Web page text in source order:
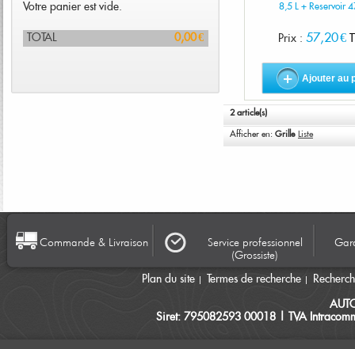
8,5 L + Reservoir
Prix : 57,20 €
Ajouter au
2 article(s)
Afficher en: Grille Liste
Votre panier est vide.
TOTAL 0,00 €
Commande & Livraison
Service professionnel
(Grossiste)
Plan du site Termes de recherche
Siret: 795082593 00018 | TVA